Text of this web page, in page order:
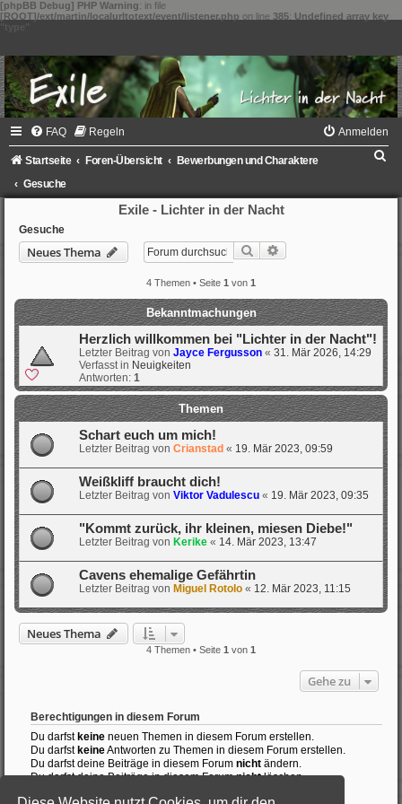
[phpBB Debug] PHP Warning: in file
[ROOT]/ext/martin/localurltotext/event/listener.php on line 385: Undefined array key
FAQ Regeln Anmelden
Startseite Foren-Übersicht
Bewerbungen und Charaktere
Gesuche
Exile - Lichter in der Nacht
Gesuche
Neues Thema Suche
4 Themen • Seite 1 von 1
Bekanntmachungen
Herzlich willkommen bei "Lichter in der Nacht"!
Letzter Beitrag von Jayce Fergusson « 31. Mär 2026, 14:29
Verfasst in Neuigkeiten
Antworten: 1
Themen
Schart euch um mich!
Letzter Beitrag von Crianstad « 19. Mär 2023, 09:59
Weißkliff braucht dich!
Letzter Beitrag von Viktor Vadulescu « 19. Mär 2023, 09:35
"Kommt zurück, ihr kleinen, miesen Diebe!"
Letzter Beitrag von Kerike « 14. Mär 2023, 13:47
Cavens ehemalige Gefährtin
Letzter Beitrag von Miguel Rotolo « 12. Mär 2023, 11:15
Neues Thema
4 Themen • Seite 1 von 1
Gehe zu
Berechtigungen in diesem Forum
Du darfst keine neuen Themen in diesem Forum erstellen.
Du darfst keineAntworten zu Themen in diesem Forum erstellen.
Du darfst deine Beiträge in diesem Forum nicht ändern.
Du darfst deine Beiträge in diesem Forumnichtlöschen.